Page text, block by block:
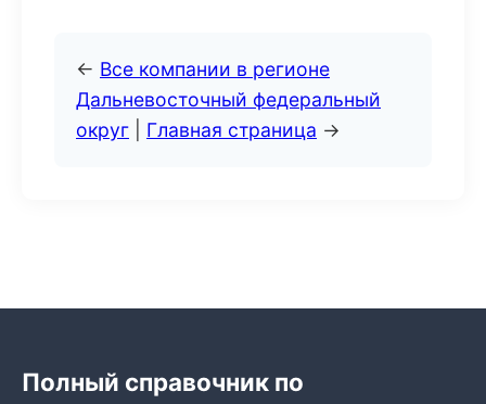
← Все компании в регионе
Дальневосточный федеральный
округ
Главная страница →
Полный справочник по